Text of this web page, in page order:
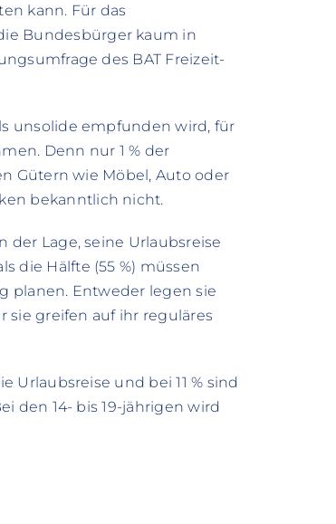
kann. Für das
Bundesbürger kaum in
des BAT Freizeit-
unsolide empfunden wird, für
Denn nur 1 % der
Gütern wie Möbel, Auto oder
bekanntlich nicht.
Lage, seine Urlaubsreise
die Hälfte (55 %) müssen
planen. Entweder legen sie
sie greifen auf ihr reguläres
Urlaubsreise und bei 11 % sind
den 14- bis 19-jährigen wird